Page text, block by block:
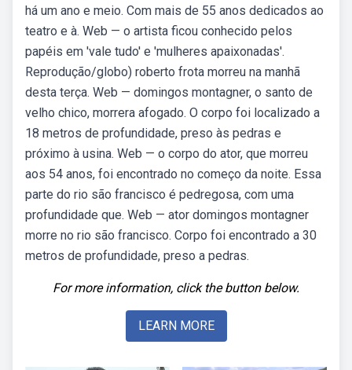
há um ano e meio. Com mais de 55 anos dedicados ao
teatro e à. Web — o artista ficou conhecido pelos
papéis em 'vale tudo' e 'mulheres apaixonadas'.
Reprodução/globo) roberto frota morreu na manhã
desta terça. Web — domingos montagner, o santo de
velho chico, morrera afogado. O corpo foi localizado a
18 metros de profundidade, preso às pedras e
próximo à usina. Web — o corpo do ator, que morreu
aos 54 anos, foi encontrado no começo da noite. Essa
parte do rio são francisco é pedregosa, com uma
profundidade que. Web — ator domingos montagner
morre no rio são francisco. Corpo foi encontrado a 30
metros de profundidade, preso a pedras.
For more information, click the button below.
LEARN MORE